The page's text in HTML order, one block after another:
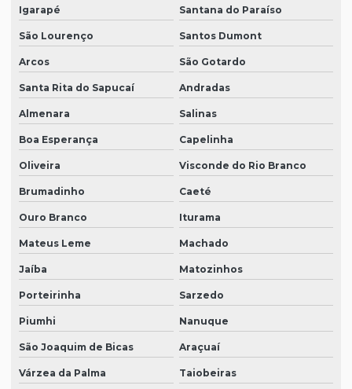
Igarapé Santana do Paraíso
São Lourenço Santos Dumont
Arcos São Gotardo
Santa Rita do Sapucaí Andradas
Almenara Salinas
Boa Esperança Capelinha
Oliveira Visconde do Rio Branco
Brumadinho Caeté
Ouro Branco Iturama
Mateus Leme Machado
Jaíba Matozinhos
Porteirinha Sarzedo
Piumhi Nanuque
São Joaquim de Bicas Araçuaí
Várzea da Palma Taiobeiras